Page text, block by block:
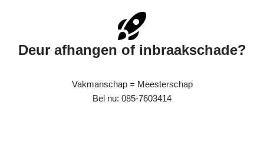
Deur afhangen of inbraakschade?
Vakmanschap = Meesterschap
Bel nu: 085-7603414